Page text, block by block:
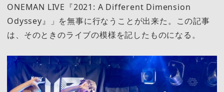
ONEMAN LIVE『2021: A Different Dimension
Odyssey』」を無事に行なうことが出来た。この記事
は、そのときのライブの模様を記したものになる。